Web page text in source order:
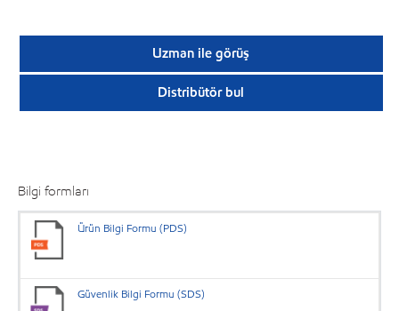
Uzman ile görüş
Distribütör bul
Bilgi formları
Ürün Bilgi Formu (PDS)
Güvenlik Bilgi Formu (SDS)